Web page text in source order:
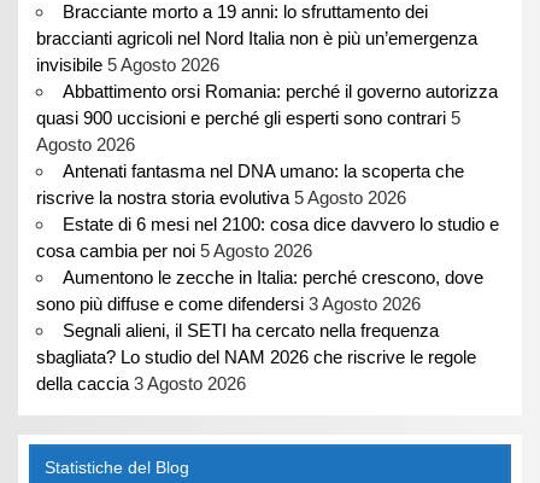
Bracciante morto a 19 anni: lo sfruttamento dei
braccianti agricoli nel Nord Italia non è più un’emergenza
invisibile 5 Agosto 2026
Abbattimento orsi Romania: perché il governo autorizza
quasi 900 uccisioni e perché gli esperti sono contrari 5
Agosto 2026
Antenati fantasma nel DNA umano: la scoperta che
riscrive la nostra storia evolutiva 5 Agosto 2026
Estate di 6 mesi nel 2100: cosa dice davvero lo studio e
cosa cambia per noi 5 Agosto 2026
Aumentono le zecche in Italia: perché crescono, dove
sono più diffuse e come difendersi 3 Agosto 2026
Segnali alieni, il SETI ha cercato nella frequenza
sbagliata? Lo studio del NAM 2026 che riscrive le regole
della caccia 3 Agosto 2026
Statistiche del Blog